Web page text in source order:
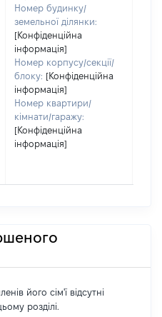
Номер будинку/
земельної ділянки:
[Конфіденційна
інформація]
Номер корпусу/секції/
блоку: [Конфіденційна
інформація]
Номер квартири/
кімнати/гаражу:
[Конфіденційна
інформація]
його сім'ї відсутні
розділі.